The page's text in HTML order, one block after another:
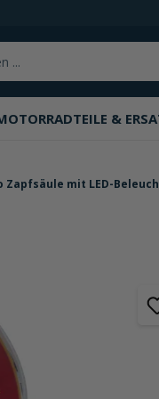
&
mit LED-